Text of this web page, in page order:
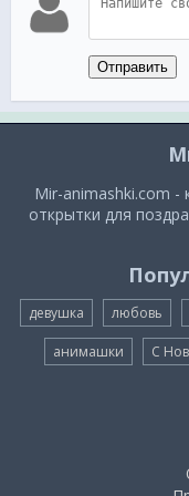
Отправить
Mir-animashki.com -
открытки для
девушка любовь
анимашки С